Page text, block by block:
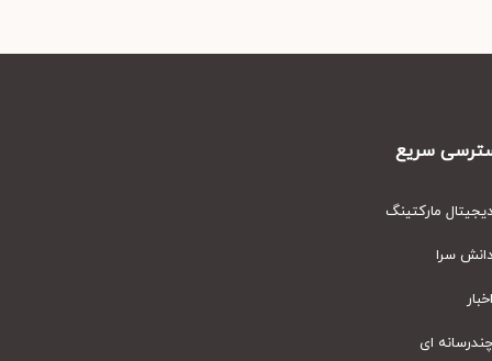
سریع
مارکتینگ
سرا
ای